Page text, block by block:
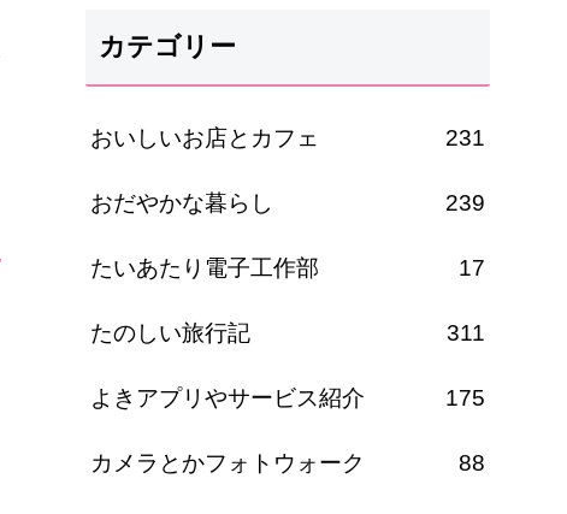
カテゴリー
おいしいお店とカフェ 231
おだやかな暮らし 239
たいあたり電子工作部 17
たのしい旅行記 311
よきアプリやサービス紹介 175
カメラとかフォトウォーク 88